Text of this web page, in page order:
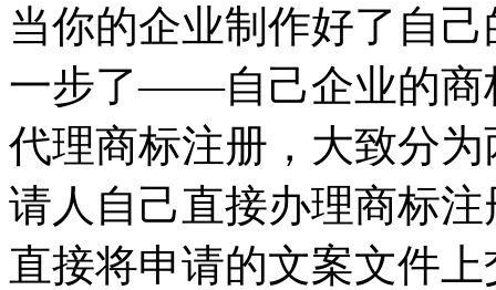
当你的企业制作好了自
一步了——自己企业的商
代理商标注册，大致分
请人自己直接办理商标
直接将申请的文案文件